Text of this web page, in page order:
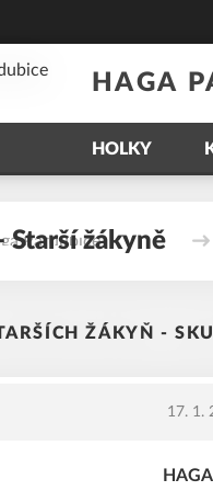
HAGA
HOLKY
Starší žákyně
ŽÁKYŇ -
17. 1.